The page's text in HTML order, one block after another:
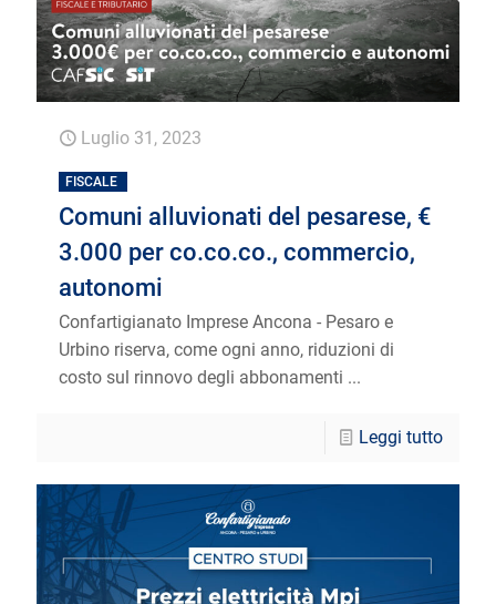
Luglio 31, 2023
FISCALE
Comuni alluvionati del pesarese, €
3.000 per co.co.co., commercio,
autonomi
Confartigianato Imprese Ancona - Pesaro e
Urbino riserva, come ogni anno, riduzioni di
costo sul rinnovo degli abbonamenti ...
Leggi tutto